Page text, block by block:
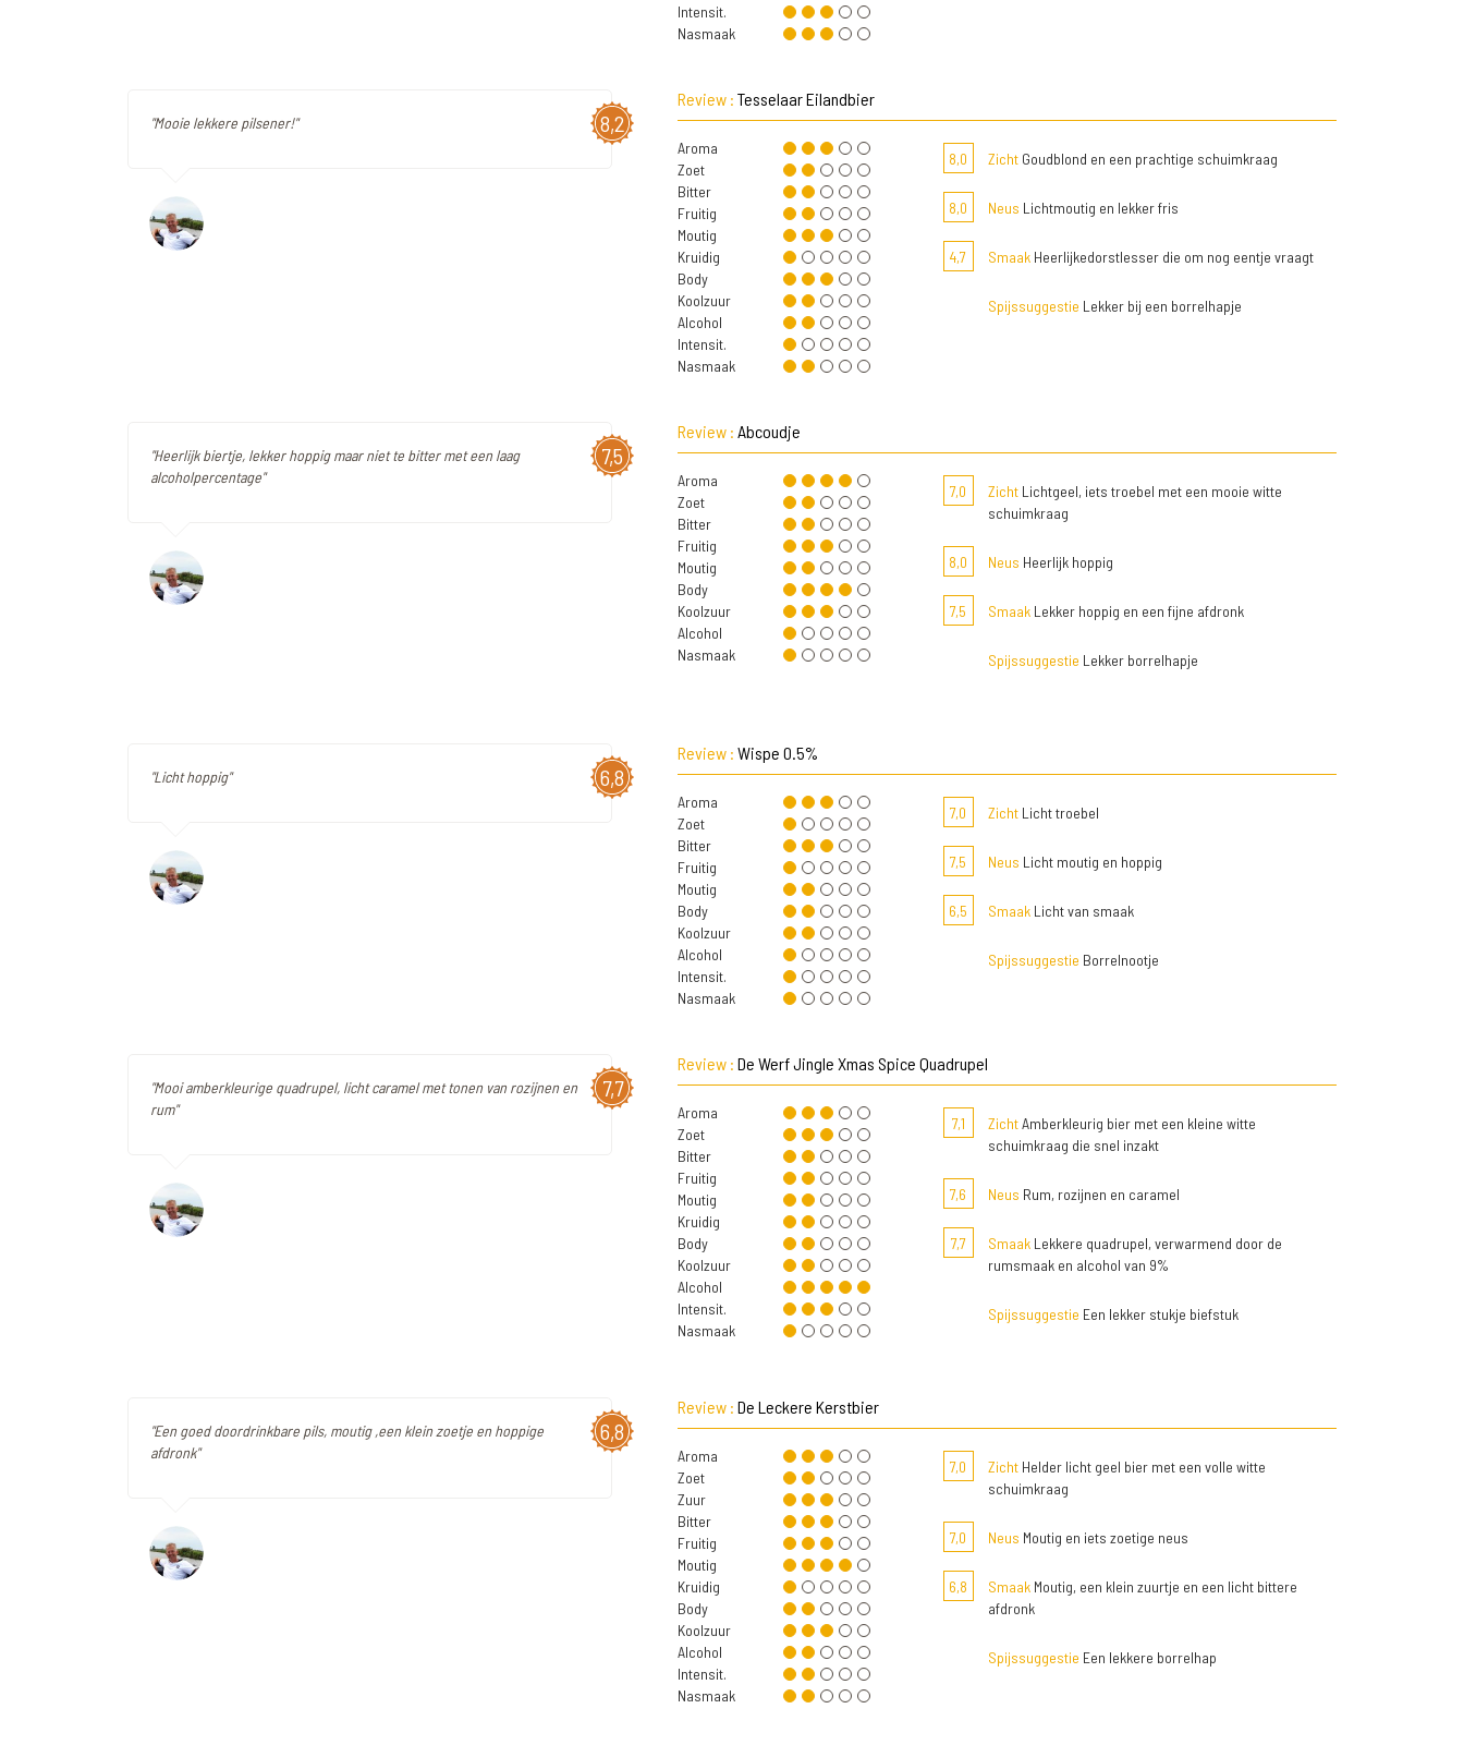
Intensit.
Nasmaak
8,2
"Mooie lekkere pilsener!"
Review : Tesselaar Eilandbier
Aroma
Zoet
Bitter
Fruitig
Moutig
Kruidig
Body
Koolzuur
Alcohol
Intensit.
Nasmaak
8,0 ZichtGoudblond en een prachtige schuimkraag
8,0 Neus Lichtmoutig en lekker fris
4,7 SmaakHeerlijkedorstlesser die om nog eentje vraagt
Spijssuggestie Lekker bij een borrelhapje
7,5
"Heerlijk biertje, lekker hoppig maar niet te bitter met een laag
alcoholpercentage"
Review : Abcoudje
Aroma
Zoet
Bitter
Fruitig
Moutig
Body
Koolzuur
Alcohol
Nasmaak
7,0 ZichtLichtgeel, iets troebel met een mooie witte
schuimkraag
8,0 Neus Heerlijk hoppig
7,5 SmaakLekker hoppig en een fijne afdronk
Spijssuggestie Lekker borrelhapje
6,8
"Licht hoppig"
Review : Wispe 0.5%
Aroma
Zoet
Bitter
Fruitig
Moutig
Body
Koolzuur
Alcohol
Intensit.
Nasmaak
7,0 ZichtLicht troebel
7,5 Neus Licht moutig en hoppig
6,5 SmaakLicht van smaak
Spijssuggestie Borrelnootje
7,7
"Mooi amberkleurige quadrupel, licht caramel met tonen van rozijnen en
rum"
Review : De Werf Jingle Xmas Spice Quadrupel
Aroma
Zoet
Bitter
Fruitig
Moutig
Kruidig
Body
Koolzuur
Alcohol
Intensit.
Nasmaak
7,1 ZichtAmberkleurig bier met een kleine witte
schuimkraag die snel inzakt
7,6 Neus Rum, rozijnen en caramel
7,7 SmaakLekkere quadrupel, verwarmend door de
rumsmaak en alcohol van 9%
Spijssuggestie Een lekker stukje biefstuk
6,8
"Een goed doordrinkbare pils, moutig ,een klein zoetje en hoppige
afdronk"
Review : De Leckere Kerstbier
Aroma
Zoet
Zuur
Bitter
Fruitig
Moutig
Kruidig
Body
Koolzuur
Alcohol
Intensit.
Nasmaak
7,0 ZichtHelder licht geel bier met een volle witte
schuimkraag
7,0 Neus Moutig en iets zoetige neus
6,8 SmaakMoutig, een klein zuurtje en een licht bittere
afdronk
Spijssuggestie Een lekkere borrelhap